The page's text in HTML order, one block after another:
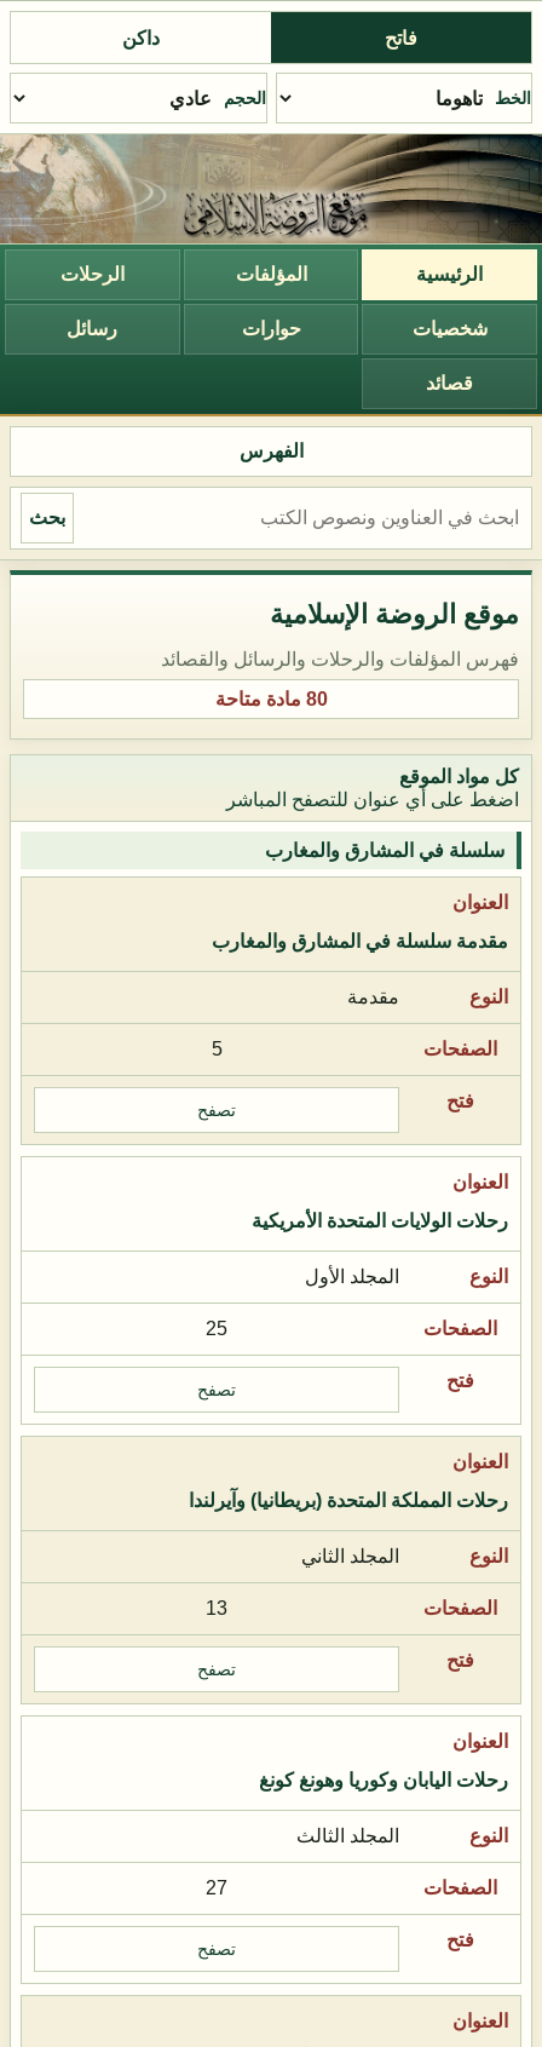
فاتح داكن
الخط الحجم
الرئيسية المؤلفات الرحلات
شخصيات حوارات رسائل
قصائد
الفهرس
بحث
موقع الروضة الإسلامية
فهرس المؤلفات والرحلات والرسائل والقصائد
80 مادة متاحة
كل مواد الموقع
اضغط على أي عنوان للتصفح المباشر
سلسلة في المشارق والمغارب
مقدمة سلسلة في المشارق والمغارب
مقدمة
5
تصفح
رحلات الولايات المتحدة الأمريكية
المجلد الأول
25
تصفح
رحلات المملكة المتحدة (بريطانيا) وآيرلندا
المجلد الثاني
13
تصفح
رحلات اليابان وكوريا وهونغ كونغ
المجلد الثالث
27
تصفح